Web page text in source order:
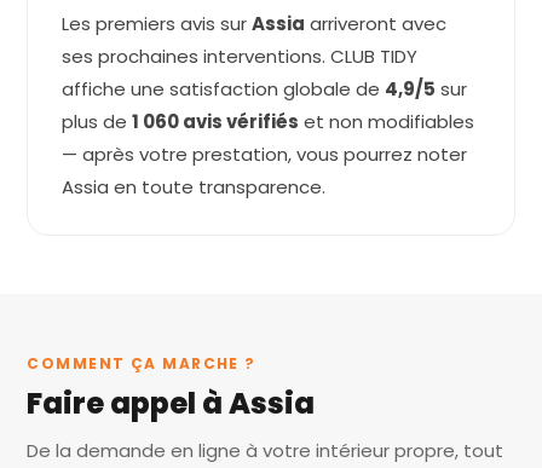
Les premiers avis surAssia arriveront avec
ses prochaines interventions. CLUB TIDY
affiche une satisfaction globale de 4,9/5 sur
plus de1 060 avis vérifiés et non modifiables
— après votre prestation, vous pourrez noter
Assia en toute transparence.
COMMENT ÇA MARCHE ?
Faire appel à Assia
De la demande en ligne à votre intérieur propre, tout